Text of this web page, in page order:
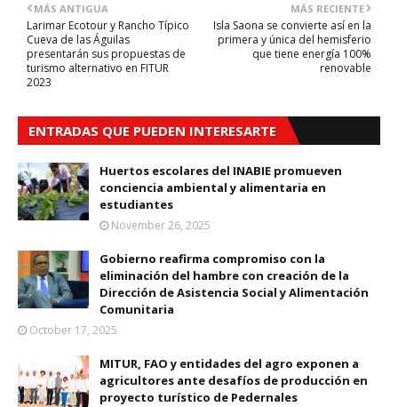
MÁS RECIENTE
Isla Saona se convierte así en la
primera y única del hemisferio
que tiene energía 100%
renovable
MÁS ANTIGUA
Larimar Ecotour y Rancho Típico
Cueva de las Águilas
presentarán sus propuestas de
turismo alternativo en FITUR
2023
ENTRADAS QUE PUEDEN INTERESARTE
Huertos escolares del INABIE promueven
conciencia ambiental y alimentaria en
estudiantes
November 26, 2025
Gobierno reafirma compromiso con la
eliminación del hambre con creación de la
Dirección de Asistencia Social y Alimentación
Comunitaria
October 17, 2025
MITUR, FAO y entidades del agro exponen a
agricultores ante desafíos de producción en
proyecto turístico de Pedernales